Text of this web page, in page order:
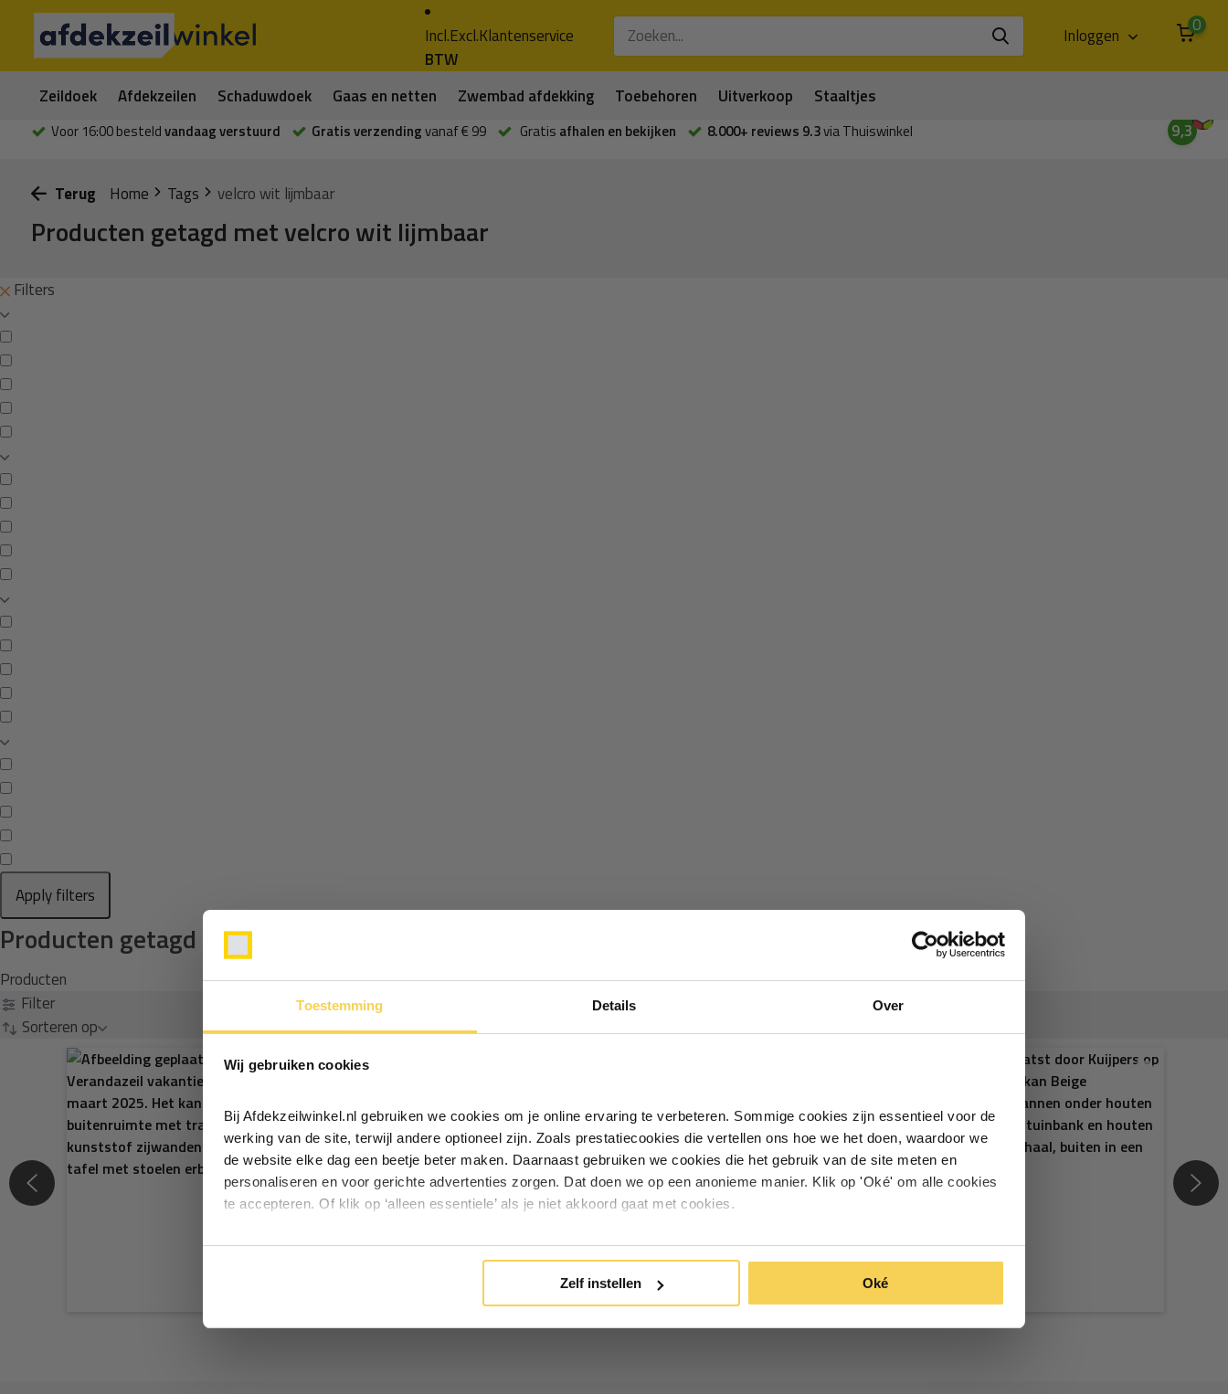
Toestemming Details Over
Wij gebruiken cookies
Bij Afdekzeilwinkel.nl gebruiken we cookies om je online ervaring te verbeteren. Sommige cookies zijn essentieel voor de
werking van de site, terwijl andere optioneel zijn. Zoals prestatiecookies die vertellen ons hoe we het doen, waardoor we
de website elke dag een beetje beter maken. Daarnaast gebruiken we cookies die het gebruik van de site meten en
personaliseren en voor gerichte advertenties zorgen. Dat doen we op een anonieme manier. Klik op 'Oké' om alle cookies
te accepteren. Of klik op ‘alleen essentiele’ als je niet akkoord gaat met cookies.
Zelf instellen Oké
Incl.Excl.
BTW
Klantenservice Inloggen 0
Zeildoek Afdekzeilen Schaduwdoek Gaas en netten Zwembad afdekking Toebehoren Uitverkoop Staaltjes
Voor 16:00 besteldvandaag verstuurd Gratis verzendingvanaf € 99 Gratis afhalen en bekijken 8.000+ reviews 9.3via Thuiswinkel 9,3
Terug Home Tags velcro wit lijmbaar
Producten getagd met velcro wit lijmbaar
Filters
Apply filters
Producten getagd met velcro wit lijmbaar
Producten
Filter
Sorteren op
Ontvang €5,- korting!
ontvang €5,- welkomstkorting!
Particulier Zakelijk
Inschrijven